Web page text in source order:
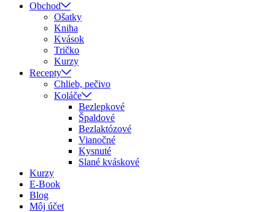
Obchod
Ošatky
Kniha
Kvások
Tričko
Kurzy
Recepty
Chlieb, pečivo
Koláče
Bezlepkové
Špaldové
Bezlaktózové
Vianočné
Kysnuté
Slané kváskové
Kurzy
E-Book
Blog
Môj účet